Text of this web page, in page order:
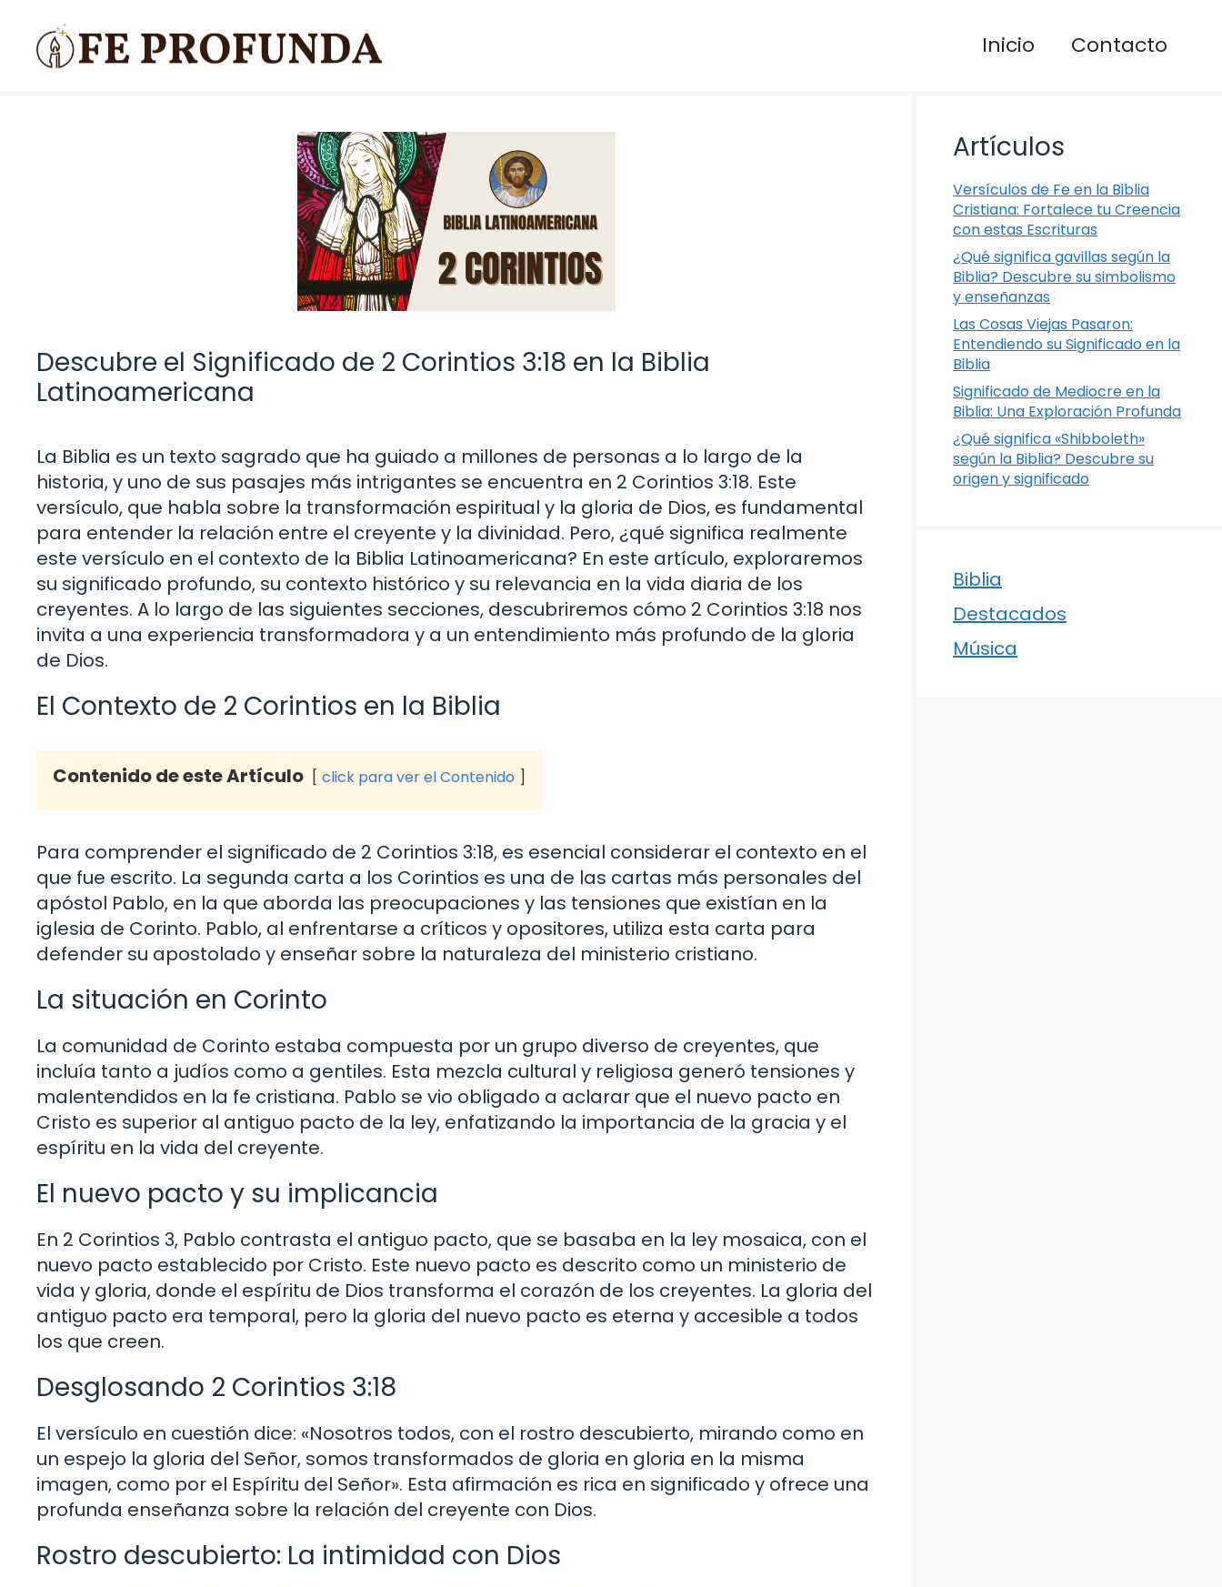
contenido
Inicio Contacto
Descubre el Significado de 2 Corintios 3:18 en la Biblia
Latinoamericana
La Biblia es un texto sagrado que ha guiado a millones de personas a lo largo de la
historia, y uno de sus pasajes más intrigantes se encuentra en 2 Corintios 3:18. Este
versículo, que habla sobre la transformación espiritual y la gloria de Dios, es fundamental
para entender la relación entre el creyente y la divinidad. Pero, ¿qué significa realmente
este versículo en el contexto de la Biblia Latinoamericana? En este artículo, exploraremos
su significado profundo, su contexto histórico y su relevancia en la vida diaria de los
creyentes. A lo largo de las siguientes secciones, descubriremos cómo 2 Corintios 3:18 nos
invita a una experiencia transformadora y a un entendimiento más profundo de la gloria
de Dios.
El Contexto de 2 Corintios en la Biblia
Contenido de este Artículo click para ver el Contenido
Para comprender el significado de 2 Corintios 3:18, es esencial considerar el contexto en el
que fue escrito. La segunda carta a los Corintios es una de las cartas más personales del
apóstol Pablo, en la que aborda las preocupaciones y las tensiones que existían en la
iglesia de Corinto. Pablo, al enfrentarse a críticos y opositores, utiliza esta carta para
defender su apostolado y enseñar sobre la naturaleza del ministerio cristiano.
La situación en Corinto
La comunidad de Corinto estaba compuesta por un grupo diverso de creyentes, que
incluía tanto a judíos como a gentiles. Esta mezcla cultural y religiosa generó tensiones y
malentendidos en la fe cristiana. Pablo se vio obligado a aclarar que el nuevo pacto en
Cristo es superior al antiguo pacto de la ley, enfatizando la importancia de la gracia y el
espíritu en la vida del creyente.
El nuevo pacto y su implicancia
En 2 Corintios 3, Pablo contrasta el antiguo pacto, que se basaba en la ley mosaica, con el
nuevo pacto establecido por Cristo. Este nuevo pacto es descrito como un ministerio de
vida y gloria, donde el espíritu de Dios transforma el corazón de los creyentes. La gloria del
antiguo pacto era temporal, pero la gloria del nuevo pacto es eterna y accesible a todos
los que creen.
Desglosando 2 Corintios 3:18
El versículo en cuestión dice: «Nosotros todos, con el rostro descubierto, mirando como en
un espejo la gloria del Señor, somos transformados de gloria en gloria en la misma
imagen, como por el Espíritu del Señor». Esta afirmación es rica en significado y ofrece una
profunda enseñanza sobre la relación del creyente con Dios.
Rostro descubierto: La intimidad con Dios
Artículos
Versículos de Fe en la Biblia
Cristiana: Fortalece tu Creencia
con estas Escrituras
¿Qué significa gavillas según la
Biblia? Descubre su simbolismo
y enseñanzas
Las Cosas Viejas Pasaron:
Entendiendo su Significado en la
Biblia
Significado de Mediocre en la
Biblia: Una Exploración Profunda
¿Qué significa «Shibboleth»
según la Biblia? Descubre su
origen y significado
Biblia
Destacados
Música